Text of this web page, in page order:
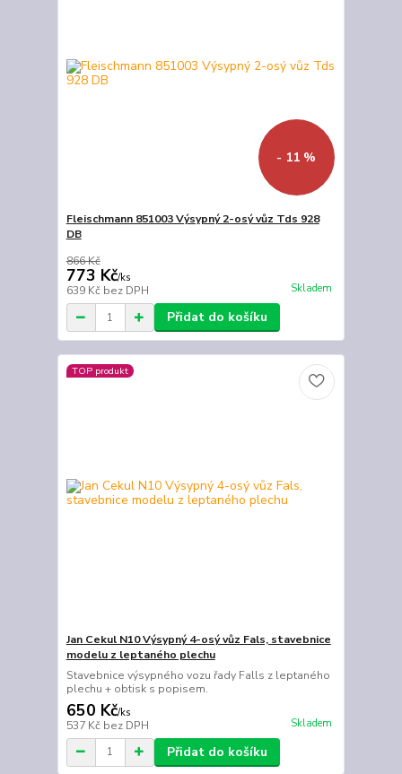
- 11 %
Fleischmann 851003 Výsypný 2-osý vůz Tds 928
DB
866 Kč
773 Kč/ks
639 Kč bez DPH Skladem
Přidat do košíku
TOP produkt
Jan Cekul N10 Výsypný 4-osý vůz Fals, stavebnice
modelu z leptaného plechu
Stavebnice výsypného vozu řady Falls z leptaného
plechu + obtisk s popisem.
650 Kč/ks
537 Kč bez DPH Skladem
Přidat do košíku